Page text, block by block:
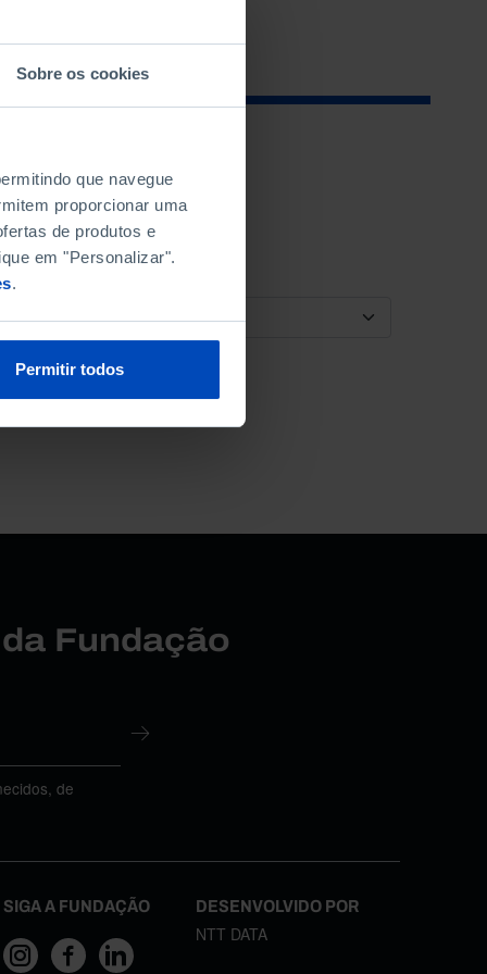
Sobre os cookies
que navegue
proporcionar uma
de produtos e
em "Personalizar".
.
Permitir todos
ORDENAR POR
Fundação
de
SIGA A FUNDAÇÃO DESENVOLVIDO POR
NTT DATA